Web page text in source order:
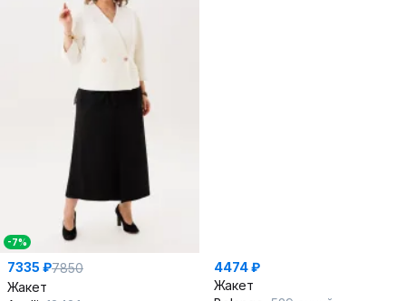
-7%
7335 ₽7850
Жакет
4474 ₽
Жакет